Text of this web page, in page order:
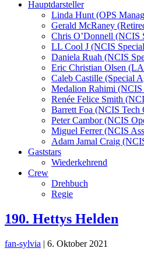
Hauptdarsteller
Linda Hunt (OPS
Gerald McRaney
Chris O’Donnell (NCIS
LL Cool J (NCIS
Daniela Ruah (NCIS
Eric Christian Olsen
Caleb Castille (Special
Medalion Rahimi (NCIS
Renée Felice Smith
Barrett Foa (NCIS Tech
Peter Cambor (NCIS
Miguel Ferrer (NCIS
Adam Jamal Craig
Gaststars
Wiederkehrend
Crew
Drehbuch
Regie
190. Hettys Helden
fan-sylvia | 6. Oktober 2021